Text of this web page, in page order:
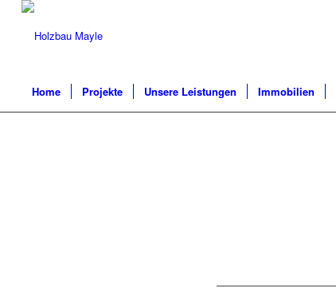
Home Projekte Unsere Leistungen Immobilien